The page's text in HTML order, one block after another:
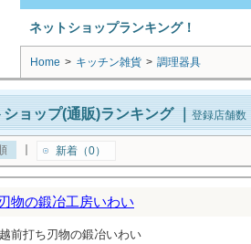
ネットショップランキング！
Home > キッチン雑貨 > 調理器具
ョップ(通販)ランキング｜ 登録店舗
新着（0）
物の鍛冶工房いわい
前打ち刃物の鍛冶いわい